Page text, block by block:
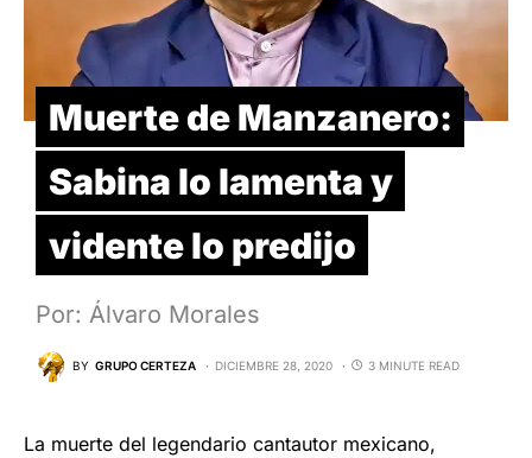
Muerte de Manzanero:
Sabina lo lamenta y
vidente lo predijo
Por: Álvaro Morales
BY GRUPO CERTEZA DICIEMBRE 28, 2020 3 MINUTE READ
La muerte del legendario cantautor mexicano,